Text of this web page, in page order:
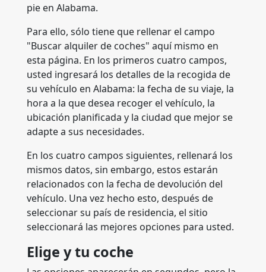
pie en Alabama.
Para ello, sólo tiene que rellenar el campo
"Buscar alquiler de coches" aquí mismo en
esta página. En los primeros cuatro campos,
usted ingresará los detalles de la recogida de
su vehículo en Alabama: la fecha de su viaje, la
hora a la que desea recoger el vehículo, la
ubicación planificada y la ciudad que mejor se
adapte a sus necesidades.
En los cuatro campos siguientes, rellenará los
mismos datos, sin embargo, estos estarán
relacionados con la fecha de devolución del
vehículo. Una vez hecho esto, después de
seleccionar su país de residencia, el sitio
seleccionará las mejores opciones para usted.
Elige y tu coche